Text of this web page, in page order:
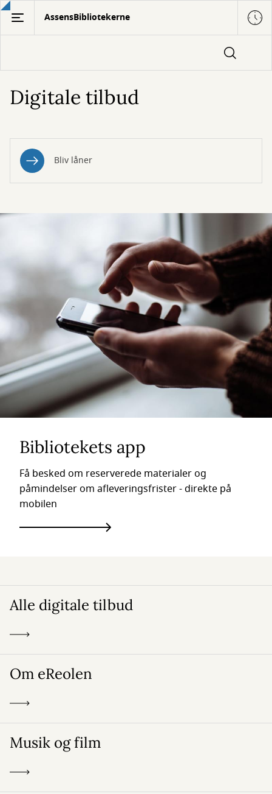
Gå
hovedindhold
AssensBibliotekerne
Digitale tilbud
Bliv låner
Bibliotekets app
Få besked om reserverede materialer og
påmindelser om afleveringsfrister - direkte på
mobilen
Alle digitale tilbud
Om eReolen
Musik og film